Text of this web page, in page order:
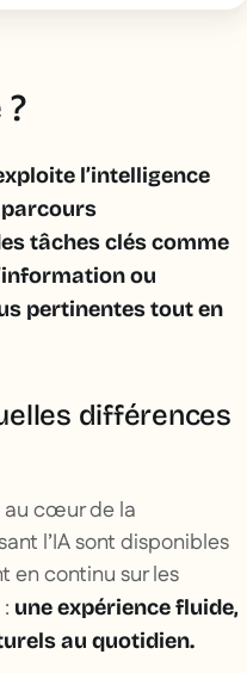
l’intelligence
tâches clés comme
ou
pertinentes tout en
différences
au cœur de la
l’IA sont disponibles
en continu sur les
une expérience fluide,
au quotidien.